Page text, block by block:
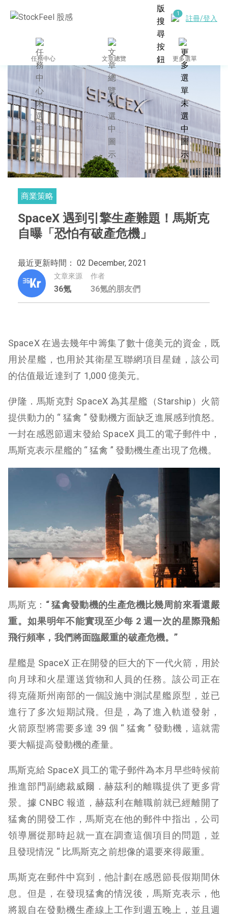
註冊/登入
任務中心 文章總覽 更多選單
商業策略
SpaceX 遇到引擎生產難題！馬斯克
自曝「恐怕有破產危機」
最近更新時間： 02 December, 2021
文章來源
36氪
作者
36氪的朋友們
SpaceX 在過去幾年中籌集了數十億美元的資金，既
用於星艦，也用於其衛星互聯網項目星鏈，該公司
的估值最近達到了 1,000 億美元。
伊隆．馬斯克對 SpaceX 為其星艦（Starship）火箭
提供動力的 “ 猛禽 ” 發動機方面缺乏進展感到憤怒。
一封在感恩節週末發給 SpaceX 員工的電子郵件中，
馬斯克表示星艦的 “ 猛禽 ” 發動機生產出現了危機。
馬斯克： “ 猛禽發動機的生產危機比幾周前來看還嚴
重。如果明年不能實現至少每 2 週一次的星際飛船
飛行頻率，我們將面臨嚴重的破產危機。”
星艦是 SpaceX 正在開發的巨大的下一代火箭，用於
向月球和火星運送貨物和人員的任務。該公司正在
得克薩斯州南部的一個設施中測試星艦原型，並已
進行了多次短期試飛。但是，為了進入軌道發射，
火箭原型將需要多達 39 個 “ 猛禽 ” 發動機，這就需
要大幅提高發動機的產量。
馬斯克給 SpaceX 員工的電子郵件為本月早些時候前
推進部門副總裁威爾．赫茲利的離職提供了更多背
景。據 CNBC 報道，赫茲利在離職前就已經離開了
猛禽的開發工作，馬斯克在他的郵件中指出，公司
領導層從那時起就一直在調查這個項目的問題，並
且發現情況 “ 比馬斯克之前想像的還要來得嚴重。
馬斯克在郵件中寫到，他計劃在感恩節長假期間休
息。但是，在發現猛禽的情況後，馬斯克表示，他
將親自在發動機生產線上工作到週五晚上，並且週